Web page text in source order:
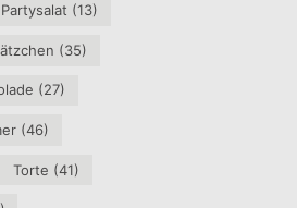
Partysalat (13)
(35)
(27)
(46)
Torte (41)